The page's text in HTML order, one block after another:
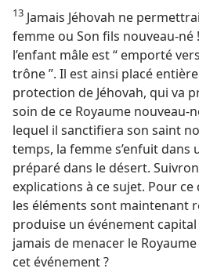
13 Jamais Jéhovah ne
femme ou Son fils nouveau-né
l’enfant mâle est “ emporté
trône ”. Il est ainsi placé
protection de Jéhovah, qui va
soin de ce Royaume nouveau-
lequel il sanctifiera son saint
temps, la femme s’enfuit dans
préparé dans le désert.
explications à ce sujet. Pour
les éléments sont maintenant
produise un événement capital
jamais de menacer le
cet événement ?